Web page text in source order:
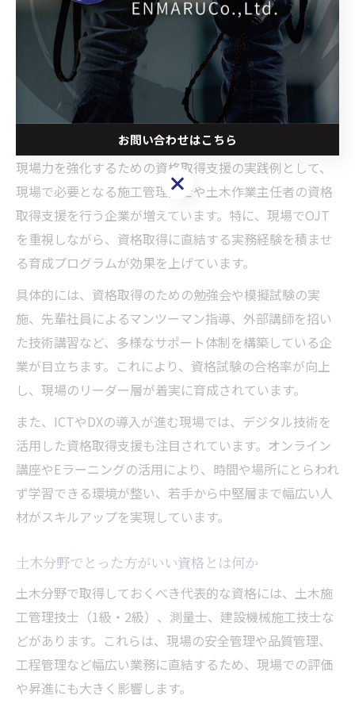
を見据えた上で、どの資格が自分に適しているかを検討
することが大切です。また、企業ごとの支援内容やフォ
ロー体制も比較し、長期的な成長につながる仕組みを選
択しましょう。
現場力を高める資格取得支援の実践事例
現場力を強化するための資格取得支援の実践例として、
現場で必要となる施工管理技士や土木作業主任者の資格
取得支援を行う企業が増えています。特に、現場でOJT
を重視しながら、資格取得に直結する実務経験を積ませ
る育成プログラムが効果を上げています。
具体的には、資格取得のための勉強会や模擬試験の実
施、先輩社員によるマンツーマン指導、外部講師を招い
た技術講習など、多様なサポート体制を構築している企
業が目立ちます。これにより、資格試験の合格率が向上
し、現場のリーダー層が着実に育成されています。
また、ICTやDXの導入が進む現場では、デジタル技術を
活用した資格取得支援も注目されています。オンライン
講座やEラーニングの活用により、時間や場所にとらわれ
ず学習できる環境が整い、若手から中堅層まで幅広い人
材がスキルアップを実現しています。
土木分野でとった方がいい資格とは何か
土木分野で取得しておくべき代表的な資格には、土木施
工管理技士（1級・2級）、測量士、建設機械施工技士な
どがあります。これらは、現場の安全管理や品質管理、
工程管理など幅広い業務に直結するため、現場での評価
や昇進にも大きく影響します。
お問い合わせはこちら
お問い合わせはこちら